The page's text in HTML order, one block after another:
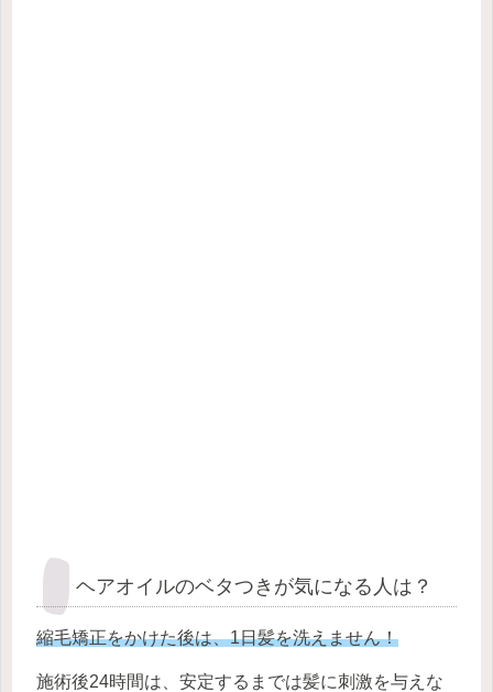
ヘアオイルのベタつきが気になる人は？
縮毛矯正をかけた後は、1日髪を洗えません！
施術後24時間は、安定するまでは髪に刺激を与えな